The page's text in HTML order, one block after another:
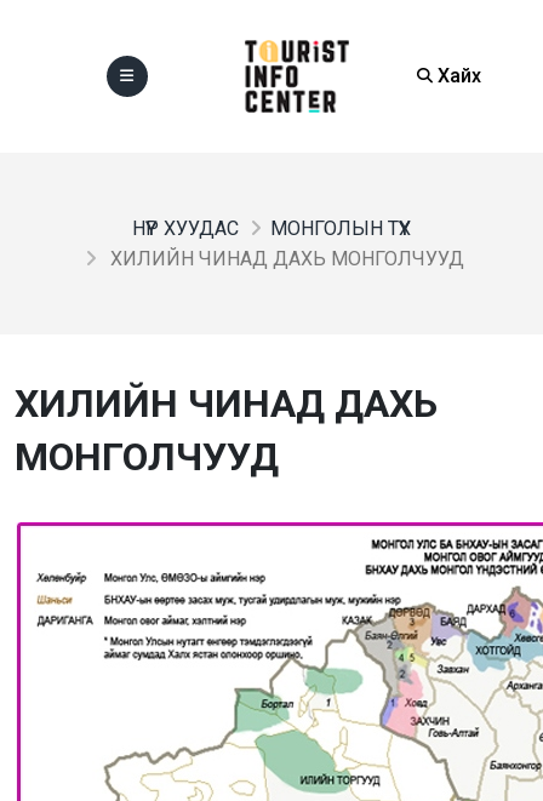
Хайх
НҮҮР ХУУДАС
МОНГОЛЫН ТҮҮХ
ХИЛИЙН ЧИНАД ДАХЬ МОНГОЛЧУУД
ХИЛИЙН ЧИНАД ДАХЬ
МОНГОЛЧУУД